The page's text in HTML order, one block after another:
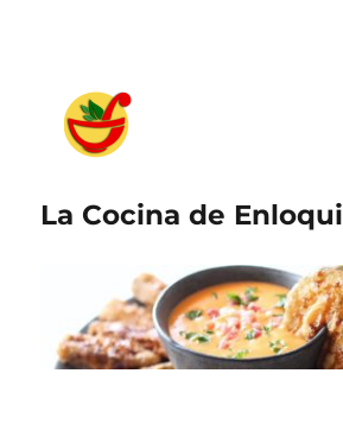
La Cocina de Enloqui